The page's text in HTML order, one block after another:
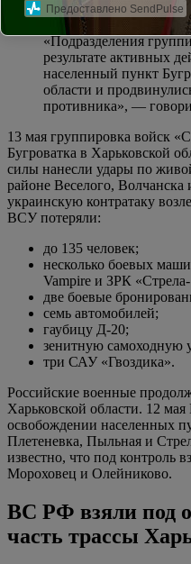
Минобороны в своей сводке
«Подразделения
результате активных
населенный пункт
области и
противника», —
13 мая группировка войск
Бугроватка в Харьковской
силы нанесли удары по
районе Веселого,
украинскую контратаку
ВСУ потеряли:
до 135 человек;
несколько боевых
Vampire и ЗРК
две боевые
семь автомобилей;
гаубицу Д-20;
зенитную самоходную
три САУ «Гвоздика».
Российские военные
Харьковской области. 12
освобождении населенных
Плетеневка, Пыльная и
известно, что под контроль
Мороховец и Олейниково.
ВС РФ взяли под
часть трассы
Предоставлено SendPulse